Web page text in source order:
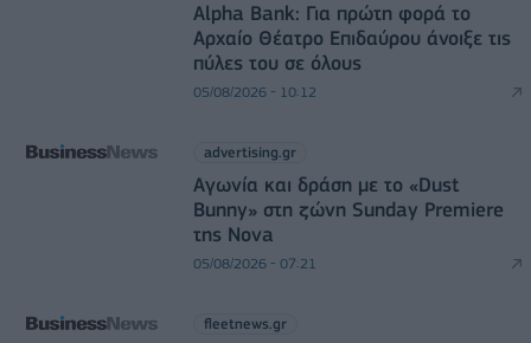
Alpha Bank: Για πρώτη φορά το
Αρχαίο Θέατρο Επιδαύρου άνοιξε τις
πύλες του σε όλους
05/08/2026 - 10:12
advertising.gr
Αγωνία και δράση με το «Dust
Bunny» στη ζώνη Sunday Premiere
της Nova
05/08/2026 - 07:21
fleetnews.gr